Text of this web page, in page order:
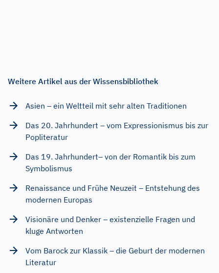
Weitere Artikel aus der Wissensbibliothek
Asien – ein Weltteil mit sehr alten Traditionen
Das 20. Jahrhundert – vom Expressionismus bis zur
Popliteratur
Das 19. Jahrhundert– von der Romantik bis zum
Symbolismus
Renaissance und Frühe Neuzeit – Entstehung des
modernen Europas
Visionäre und Denker – existenzielle Fragen und
kluge Antworten
Vom Barock zur Klassik – die Geburt der modernen
Literatur